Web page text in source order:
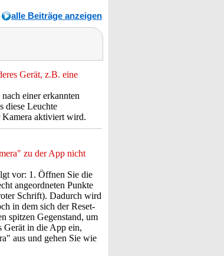
alle Beiträge anzeigen
Gerät, z.B. eine
einer erkannten
diese Leuchte
Kamera aktiviert wird.
zu der App nicht
vor: 1. Öffnen Sie die
angeordneten Punkte
Schrift). Dadurch wird
in dem sich der Reset-
spitzen Gegenstand, um
Gerät in die App ein,
aus und gehen Sie wie